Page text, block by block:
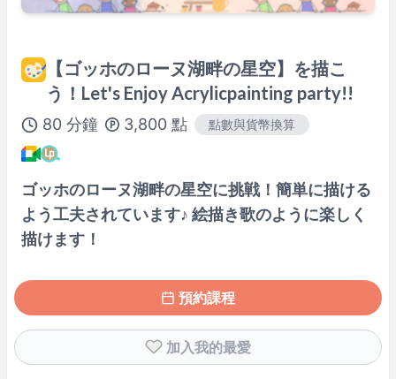
【ゴッホのローヌ湖畔の星空】を描こ
う！Let's Enjoy Acrylicpainting party!!
80 分鐘 3,800點 點數與貨幣換算
ゴッホのローヌ湖畔の星空に挑戦！簡単に描ける
よう工夫されています♪ 絵描き歌のように楽しく
描けます！
預約課程
加入我的最愛